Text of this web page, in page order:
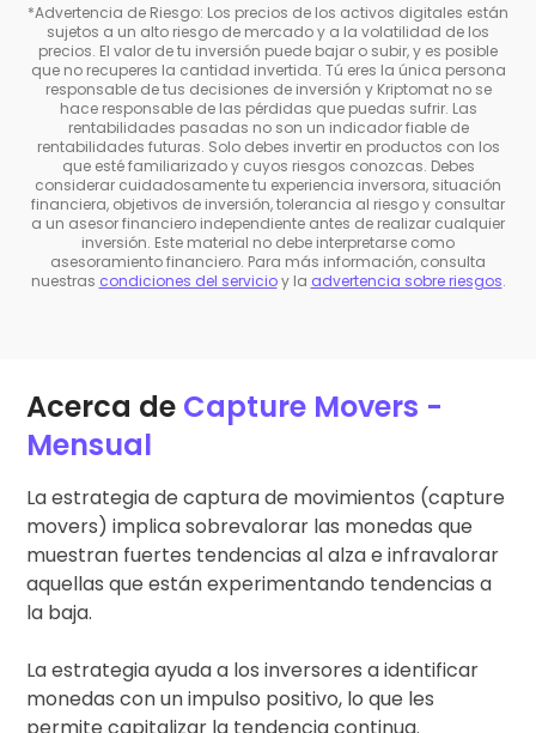
*Advertencia de Riesgo: Los precios de los activos digitales están
sujetos a un alto riesgo de mercado y a la volatilidad de los
precios. El valor de tu inversión puede bajar o subir, y es posible
que no recuperes la cantidad invertida. Tú eres la única persona
responsable de tus decisiones de inversión y Kriptomat no se
hace responsable de las pérdidas que puedas sufrir. Las
rentabilidades pasadas no son un indicador fiable de
rentabilidades futuras. Solo debes invertir en productos con los
que esté familiarizado y cuyos riesgos conozcas. Debes
considerar cuidadosamente tu experiencia inversora, situación
financiera, objetivos de inversión, tolerancia al riesgo y consultar
a un asesor financiero independiente antes de realizar cualquier
inversión. Este material no debe interpretarse como
asesoramiento financiero. Para más información, consulta
nuestras condiciones del servicioy la advertencia sobre riesgos.
Acerca de Capture Movers -
Mensual
La estrategia de captura de movimientos (capture
movers) implica sobrevalorar las monedas que
muestran fuertes tendencias al alza e infravalorar
aquellas que están experimentando tendencias a
la baja.
La estrategia ayuda a los inversores a identificar
monedas con un impulso positivo, lo que les